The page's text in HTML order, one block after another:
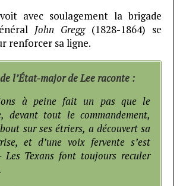
voit avec soulagement la brigade
John Gregg(1828-1864) se
renforcer sa ligne.
l’État-major de Lee raconte :
à peine fait un pas que le
devant tout le commandement,
sur ses étriers, a découvert sa
et d’une voix fervente s’est
Les Texans font toujours reculer